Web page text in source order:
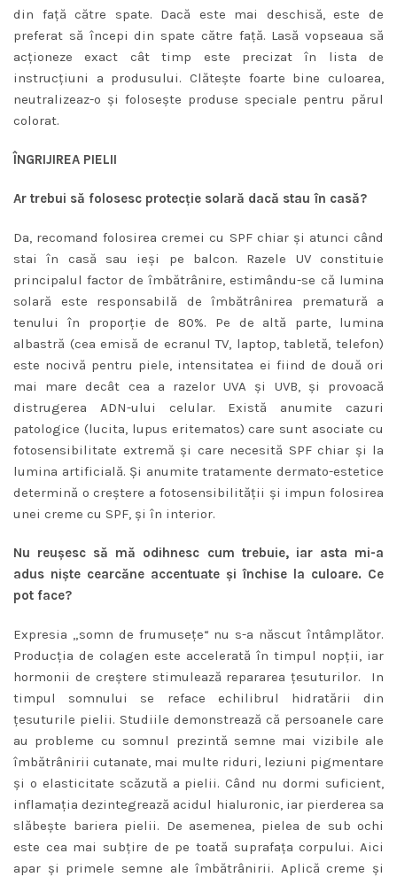
din faţă către spate. Dacă este mai deschisă, este de
preferat să începi din spate către faţă. Lasă vopseaua să
acţioneze exact cât timp este precizat în lista de
instrucţiuni a produsului. Clăteşte foarte bine culoarea,
neutralizeaz-o şi foloseşte produse speciale pentru părul
colorat.
ÎNGRIJIREA PIELII
Ar trebui să folosesc protecţie solară dacă stau în casă?
Da, recomand folosirea cremei cu SPF chiar şi atunci când
stai în casă sau ieşi pe balcon. Razele UV constituie
principalul factor de îmbătrânire, estimându-se că lumina
solară este responsabilă de îmbătrânirea prematură a
tenului în proporţie de 80%. Pe de altă parte, lumina
albastră (cea emisă de ecranul TV, laptop, tabletă, telefon)
este nocivă pentru piele, intensitatea ei fiind de două ori
mai mare decât cea a razelor UVA şi UVB, şi provoacă
distrugerea ADN-ului celular. Există anumite cazuri
patologice (lucita, lupus eritematos) care sunt asociate cu
fotosensibilitate extremă şi care necesită SPF chiar şi la
lumina artificială. Şi anumite tratamente dermato-estetice
determină o creştere a fotosensibilităţii şi impun folosirea
unei creme cu SPF, şi în interior.
Nu reuşesc să mă odihnesc cum trebuie, iar asta mi-a
adus nişte cearcăne accentuate şi închise la culoare. Ce
pot face?
Expresia „somn de frumuseţe“ nu s-a născut întâmplător.
Producţia de colagen este accelerată în timpul nopţii, iar
hormonii de creştere stimulează repararea ţesuturilor. In
timpul somnului se reface echilibrul hidratării din
ţesuturile pielii. Studiile demonstrează că persoanele care
au probleme cu somnul prezintă semne mai vizibile ale
îmbătrânirii cutanate, mai multe riduri, leziuni pigmentare
şi o elasticitate scăzută a pielii. Când nu dormi suficient,
inflamația dezintegrează acidul hialuronic, iar pierderea sa
slăbeşte bariera pielii. De asemenea, pielea de sub ochi
este cea mai subţire de pe toată suprafaţa corpului. Aici
apar şi primele semne ale îmbătrânirii. Aplică creme şi